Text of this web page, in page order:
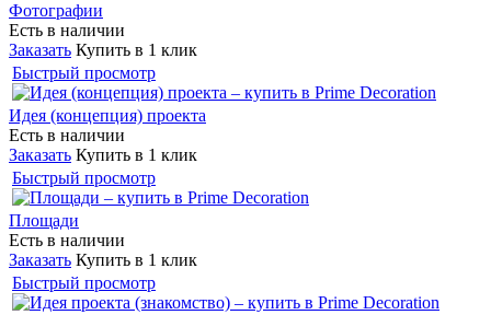
Фотографии
Есть в наличии
Заказать Купить в 1 клик
Быстрый просмотр
Идея (концепция) проекта
Есть в наличии
Заказать Купить в 1 клик
Быстрый просмотр
Площади
Есть в наличии
Заказать Купить в 1 клик
Быстрый просмотр